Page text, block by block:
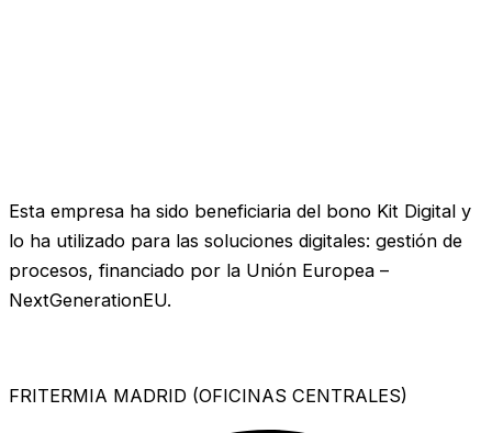
Esta empresa ha sido beneficiaria del bono Kit Digital y
lo ha utilizado para las soluciones digitales: gestión de
procesos, financiado por la Unión Europea –
NextGenerationEU.
FRITERMIA MADRID (OFICINAS CENTRALES)